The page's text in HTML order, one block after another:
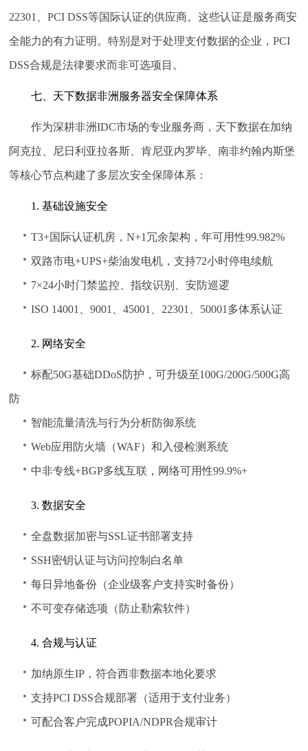
22301、PCI DSS等国际认证的供应商。这些认证是服务商安
全能力的有力证明。特别是对于处理支付数据的企业，PCI
DSS合规是法律要求而非可选项目。
七、天下数据非洲服务器安全保障体系
作为深耕非洲IDC市场的专业服务商，天下数据在加纳
阿克拉、尼日利亚拉各斯、肯尼亚内罗毕、南非约翰内斯堡
等核心节点构建了多层次安全保障体系：
1. 基础设施安全
T3+国际认证机房，N+1冗余架构，年可用性99.982%
双路市电+UPS+柴油发电机，支持72小时停电续航
7×24小时门禁监控、指纹识别、安防巡逻
ISO 14001、9001、45001、22301、50001多体系认证
2. 网络安全
标配50G基础DDoS防护，可升级至100G/200G/500G高
防
智能流量清洗与行为分析防御系统
Web应用防火墙（WAF）和入侵检测系统
中非专线+BGP多线互联，网络可用性99.9%+
3. 数据安全
全盘数据加密与SSL证书部署支持
SSH密钥认证与访问控制白名单
每日异地备份（企业级客户支持实时备份）
不可变存储选项（防止勒索软件）
4. 合规与认证
加纳原生IP，符合西非数据本地化要求
支持PCI DSS合规部署（适用于支付业务）
可配合客户完成POPIA/NDPR合规审计